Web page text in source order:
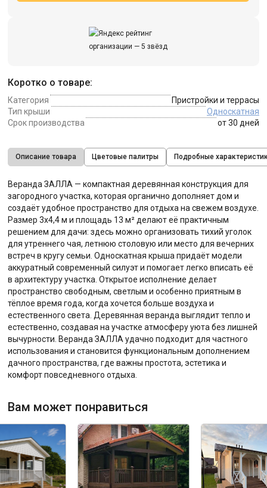
Коротко о товаре:
Категория
Пристройки и террасы
Тип крыши
Односкатная
Срок производства
от 30 дней
Описание товара Цветовые палитры Подробные
Веранда ЗАЛЛА — компактная деревянная конструкция для
загородного участка, которая органично дополняет дом и
создаёт удобное пространство для отдыха на свежем воздухе.
Размер 3х4,4 м и площадь 13 м² делают её практичным
решением для дачи: здесь можно организовать тихий уголок
для утреннего чая, летнюю столовую или место для вечерних
встреч в кругу семьи. Односкатная крыша придаёт модели
аккуратный современный силуэт и помогает легко вписать её
в архитектуру участка. Открытое исполнение делает
пространство свободным, светлым и особенно приятным в
тёплое время года, когда хочется больше воздуха и
естественного света. Деревянная веранда выглядит тепло и
естественно, создавая на участке атмосферу уюта без лишней
вычурности. Веранда ЗАЛЛА удачно подходит для частного
использования и становится функциональным дополнением
дачного пространства, где важны простота, эстетика и
комфорт повседневного отдыха.
Вам может понравиться